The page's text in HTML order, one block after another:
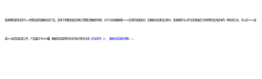
宽表模型通常适用于join性能较差的数据仓库产品，适用于需要快速查询和计算聚合数据的场景，对于分析类数据和OLAP应用的效果较好。在数据仓库建设过程中，宽表模型可以作为实现维度冗余和降低查询成本的一种有效方式，可以在DWD层
或DDS层完成此类工作，产品面向于DWS层 （数据仓库架构的有关内容可参见文章《扫盲系列（3）：数据仓库架构详解》） 。